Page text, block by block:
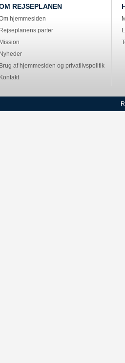
REJSEPLANEN
hjemmesiden
Rejseplanens parter
Mission
Nyheder
Brug af hjemmesiden og privatlivspolitik
Kontakt